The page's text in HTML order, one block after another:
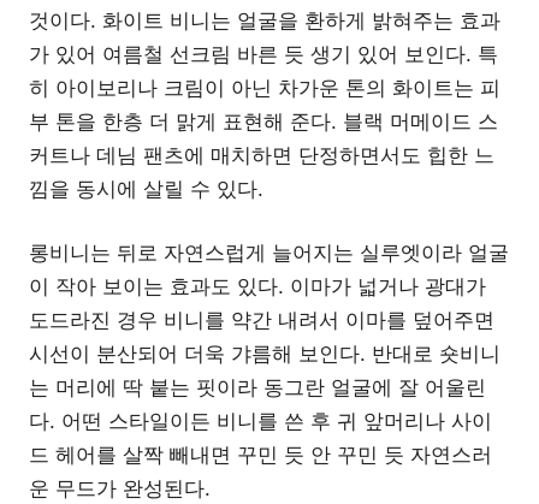
것이다. 화이트 비니는 얼굴을 환하게 밝혀주는 효과
가 있어 여름철 선크림 바른 듯 생기 있어 보인다. 특
히 아이보리나 크림이 아닌 차가운 톤의 화이트는 피
부 톤을 한층 더 맑게 표현해 준다. 블랙 머메이드 스
커트나 데님 팬츠에 매치하면 단정하면서도 힙한 느
낌을 동시에 살릴 수 있다.
롱비니는 뒤로 자연스럽게 늘어지는 실루엣이라 얼굴
이 작아 보이는 효과도 있다. 이마가 넓거나 광대가
도드라진 경우 비니를 약간 내려서 이마를 덮어주면
시선이 분산되어 더욱 갸름해 보인다. 반대로 숏비니
는 머리에 딱 붙는 핏이라 동그란 얼굴에 잘 어울린
다. 어떤 스타일이든 비니를 쓴 후 귀 앞머리나 사이
드 헤어를 살짝 빼내면 꾸민 듯 안 꾸민 듯 자연스러
운 무드가 완성된다.